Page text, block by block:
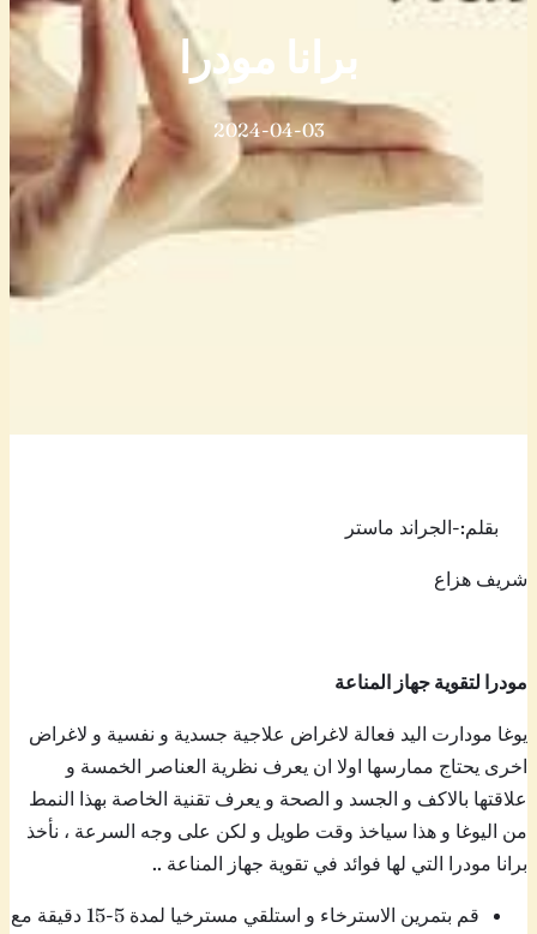
برانا مودرا
2024-04-03
بقلم:-الجراند ماستر
شريف هزاع
مودرا لتقوية جهاز المناعة
يوغا مودارت اليد فعالة لاغراض علاجية جسدية و نفسية و لاغراض
اخرى يحتاج ممارسها اولا ان يعرف نظرية العناصر الخمسة و
علاقتها بالاكف و الجسد و الصحة و يعرف تقنية الخاصة بهذا النمط
من اليوغا و هذا سياخذ وقت طويل و لكن على وجه السرعة ، نأخذ
برانا مودرا التي لها فوائد في تقوية جهاز المناعة ..
قم بتمرين الاسترخاء و استلقي مسترخيا لمدة 5-15 دقيقة مع